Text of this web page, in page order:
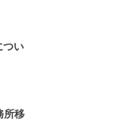
つい
所移